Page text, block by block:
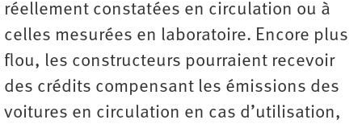
réellement constatées en circulation ou à
celles mesurées en laboratoire. Encore plus
flou, les constructeurs pourraient recevoir
des crédits compensant les émissions des
voitures en circulation en cas d’utilisation,